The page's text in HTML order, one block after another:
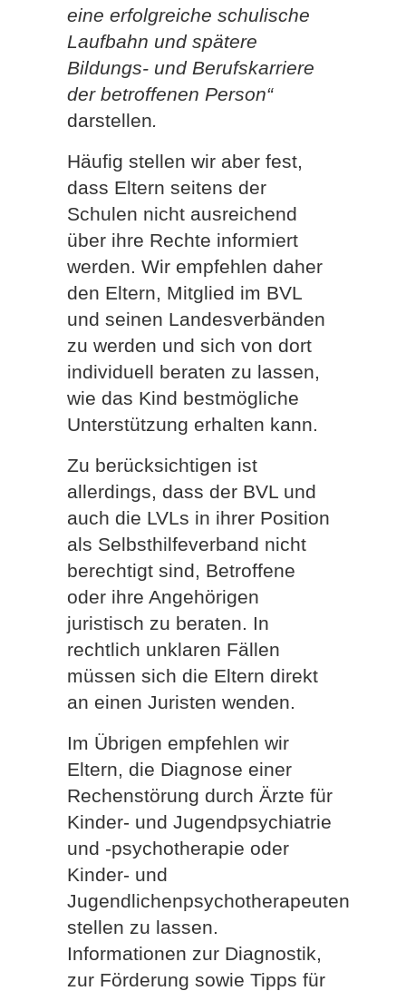
eine erfolgreiche schulische
Laufbahn und spätere
Bildungs- und Berufskarriere
der betroffenen Person“
darstellen.
Häufig stellen wir aber fest,
dass Eltern seitens der
Schulen nicht ausreichend
über ihre Rechte informiert
werden. Wir empfehlen daher
den Eltern, Mitglied im BVL
und seinen Landesverbänden
zu werden und sich von dort
individuell beraten zu lassen,
wie das Kind bestmögliche
Unterstützung erhalten kann.
Zu berücksichtigen ist
allerdings, dass der BVL und
auch die LVLs in ihrer Position
als Selbsthilfeverband nicht
berechtigt sind, Betroffene
oder ihre Angehörigen
juristisch zu beraten. In
rechtlich unklaren Fällen
müssen sich die Eltern direkt
an einen Juristen wenden.
Im Übrigen empfehlen wir
Eltern, die Diagnose einer
Rechenstörung durch Ärzte für
Kinder- und Jugendpsychiatrie
und -psychotherapie oder
Kinder- und
Jugendlichenpsychotherapeuten
stellen zu lassen.
Informationen zur Diagnostik,
zur Förderung sowie Tipps für